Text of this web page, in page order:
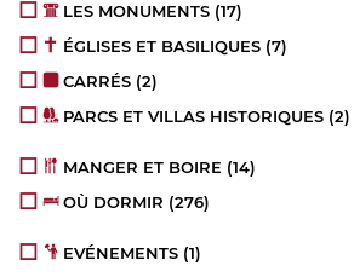
LES MONUMENTS (17)
ÉGLISES ET BASILIQUES (7)
CARRÉS (2)
PARCS ET VILLAS HISTORIQUES (2)
MANGER ET BOIRE (14)
OÙ DORMIR (276)
EVÉNEMENTS (1)